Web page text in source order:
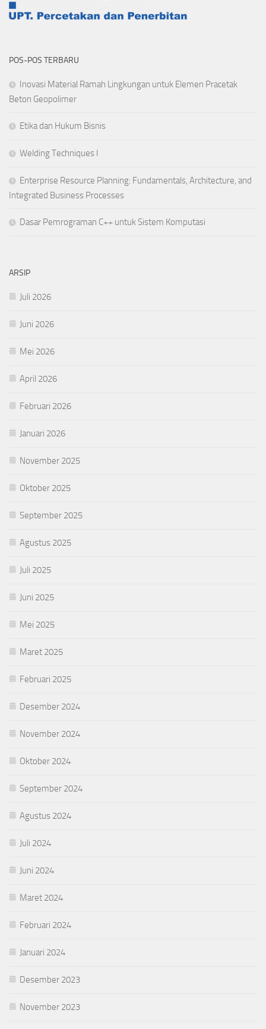
POS-POS TERBARU
Inovasi Material Ramah Lingkungan untuk Elemen Pracetak
Beton Geopolimer
Etika dan Hukum Bisnis
Welding Techniques I
Enterprise Resource Planning: Fundamentals, Architecture, and
Integrated Business Processes
Dasar Pemrograman C++ untuk Sistem Komputasi
ARSIP
Juli 2026
Juni 2026
Mei 2026
April 2026
Februari 2026
Januari 2026
November 2025
Oktober 2025
September 2025
Agustus 2025
Juli 2025
Juni 2025
Mei 2025
Maret 2025
Februari 2025
Desember 2024
November 2024
Oktober 2024
September 2024
Agustus 2024
Juli 2024
Juni 2024
Maret 2024
Februari 2024
Januari 2024
Desember 2023
November 2023